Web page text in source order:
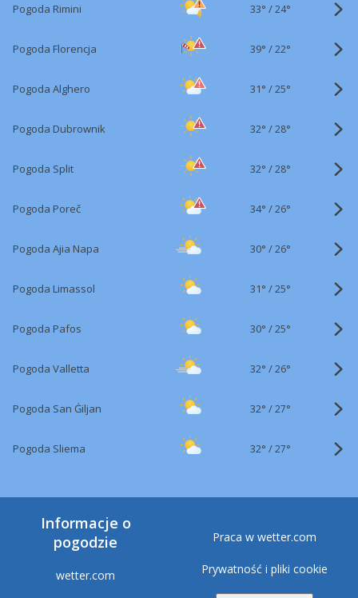
Pogoda Rimini 33° /24°
Pogoda Florencja 39° /22°
Pogoda Alghero 31° /25°
Pogoda Dubrownik 32° /28°
Pogoda Split 32° /28°
Pogoda Poreč 34° /26°
Pogoda Ajia Napa 30° /26°
Pogoda Limassol 31° /25°
Pogoda Pafos 30° /25°
Pogoda Valletta 32° /26°
Pogoda San Ġiljan 32° /27°
Pogoda Sliema 32° /27°
Informacje o
pogodzie
wetter.com
Praca w wetter.com
Prywatność i pliki cookie